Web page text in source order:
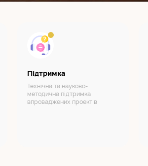
Підтримка
Технічна та науково-
методична підтримка
впроваджених проектів